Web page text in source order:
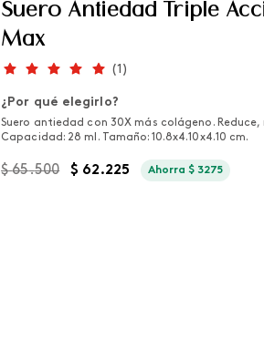
Suero Antiedad Triple
Max
(1 )
¿Por qué elegirlo?
Suero antiedad con 30X más colágeno.
Capacidad: 28 ml. Tamaño: 10.8x4.10x4.10 cm.
$ 65.500 $ 62.225 Ahorra$ 3275